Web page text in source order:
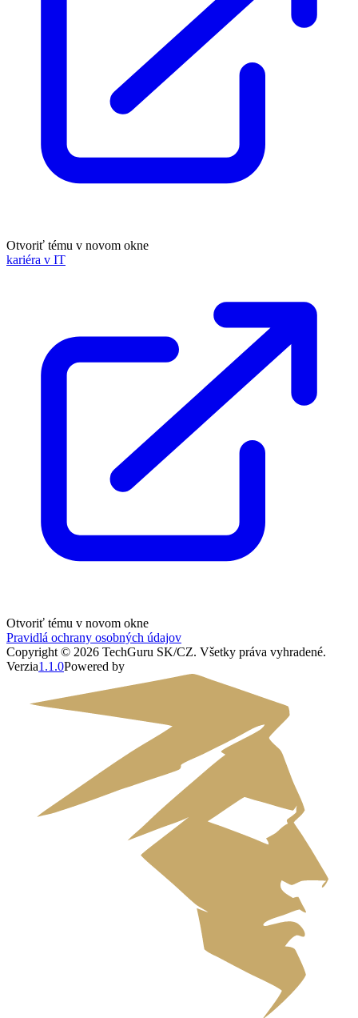
Otvoriť tému v novom okne
kariéra v IT
Otvoriť tému v novom okne
Pravidlá ochrany osobných údajov
Copyright © 2026 TechGuru SK/CZ. Všetky práva vyhradené.
Verzia1.1.0Powered by